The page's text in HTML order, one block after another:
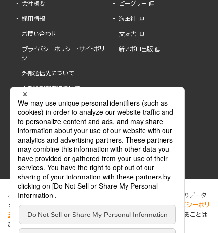
会社概要
採用情報
お問い合わせ
プライバシーポリシー・サイトポリ
シー
外部送信先について
内部通報制度について
ビーグリー
海王社
文友舎
新アポロ出版
ABJマークは、この電子書店・電子書籍配信サービスが、著作権者からコンテンツ使用許諾を
得た正規版配信サービスであることを示す登録商標(登録番号 第6091713号)です。
ぶんか社が運営するサイトでは、利便性向上のためにCookie等のデータ
を使用しています。 当社のCookieについての詳細は、「プライバシーポリ
シー
」をご覧ください。当サイトでは、訪問者の個人情報を追跡することは
ありません。